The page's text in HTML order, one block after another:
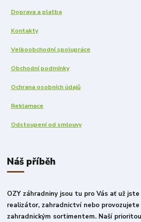
Doprava a platba
Kontakty
Velkoobchodní spolupráce
Obchodní podmínky
Ochrana osobních údajů
Reklamace
Odstoupení od smlouvy
Náš příběh
OZY záhradniny jsou tu pro Vás ať už
realizátor, zahradnictví nebo provozujete
zahradnickým sortimentem. Naší